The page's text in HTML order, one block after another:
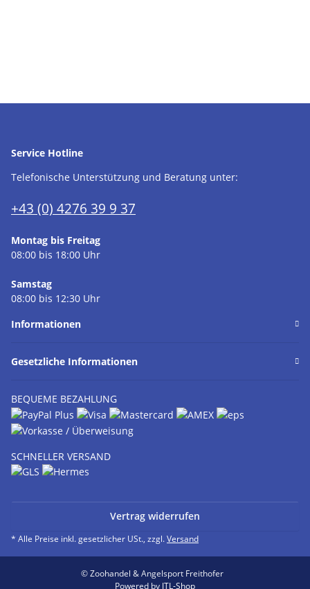
Service Hotline
Telefonische Unterstützung und Beratung unter:
+43 (0) 4276 39 9 37
Montag bis Freitag
08:00 bis 18:00 Uhr
Samstag
08:00 bis 12:30 Uhr
Informationen
Gesetzliche Informationen
BEQUEME BEZAHLUNG
SCHNELLER VERSAND
Vertrag widerrufen
* Alle Preise inkl. gesetzlicher USt., zzgl.Versand
© Zoohandel & Angelsport Freithofer
Powered by JTL-Shop